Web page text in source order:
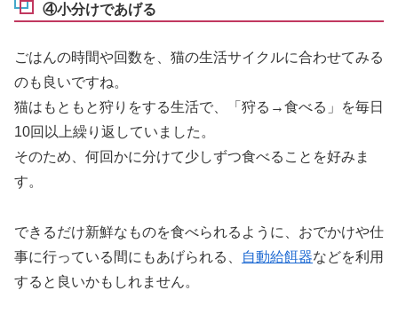
④小分けであげる
ごはんの時間や回数を、猫の生活サイクルに合わせてみる
のも良いですね。
猫はもともと狩りをする生活で、「狩る→食べる」を毎日
10回以上繰り返していました。
そのため、何回かに分けて少しずつ食べることを好みま
す。
できるだけ新鮮なものを食べられるように、おでかけや仕
事に行っている間にもあげられる、
自動給餌器などを利用
すると良いかもしれません。